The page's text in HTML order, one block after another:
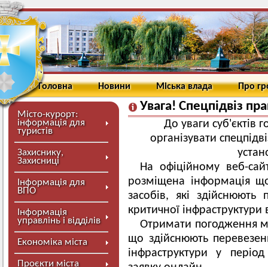
Головна Новини Міська влада Про
Місто-курорт:
інформація для
туристів
Захиснику,
Захисниці
Інформація для
ВПО
Інформація
управлінь і відділів
Економіка міста
Проєкти міста
Увага! Спецпідвіз
До уваги суб'єктів
організувати
На офіційному веб-
розміщена інформація
засобів, які здійснюють
критичної
Отримати погодження
що здійснюють
інфраструктури у